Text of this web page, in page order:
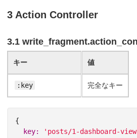
3 Action Controller
3.1
値
完全なキー
キー
:key
{
key:
'posts/1-dashboard-